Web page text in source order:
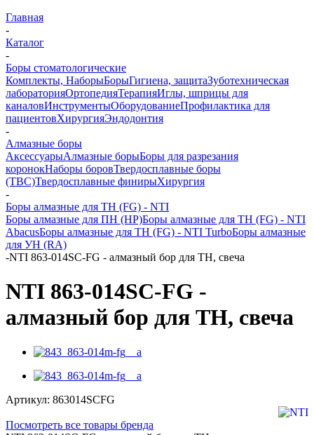
Главная
-
Каталог
-
Боры стоматологические
Комплекты, НаборыБорыГигиена, защитаЗуботехническая
лабораторияОртопедияТерапияИглы, шприцы для
каналовИнструментыОборудованиеПрофилактика для
пациентовХирургияЭндодонтия
-
Алмазные боры
АксессуарыАлмазные борыБоры для разрезания
коронокНаборы боровТвердосплавные боры
(ТВС)Твердосплавные финирыХирургия
-
Боры алмазные для ТН (FG) - NTI
Боры алмазные для ПН (HP)Боры алмазные для ТН (FG) - NTI
AbacusБоры алмазные для ТН (FG) - NTI TurboБоры алмазные
для УН (RA)
-NTI 863-014SC-FG - алмазный бор для ТН, свеча
NTI 863-014SC-FG -
алмазный бор для ТН, свеча
Артикул: 863014SCFG
Посмотреть все товары бренда